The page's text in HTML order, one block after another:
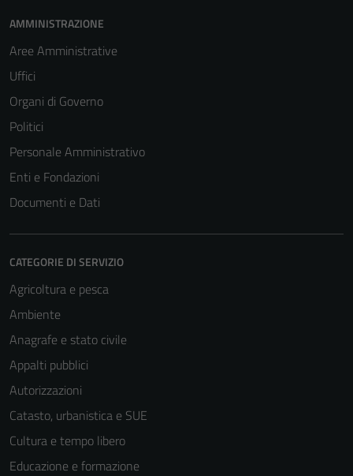
AMMINISTRAZIONE
Aree Amministrative
Uffici
Organi di Governo
Politici
Personale Amministrativo
Enti e Fondazioni
Documenti e Dati
CATEGORIE DI SERVIZIO
Agricoltura e pesca
Ambiente
Anagrafe e stato civile
Appalti pubblici
Autorizzazioni
Catasto, urbanistica e SUE
Cultura e tempo libero
Educazione e formazione